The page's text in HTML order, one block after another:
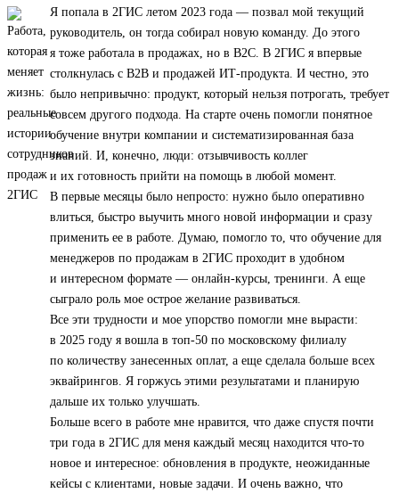
Я попала в 2ГИС летом 2023 года — позвал мой текущий
руководитель, он тогда собирал новую команду. До этого
я тоже работала в продажах, но в B2C. В 2ГИС я впервые
столкнулась с B2B и продажей ИТ‑продукта. И честно, это
было непривычно: продукт, который нельзя потрогать, требует
совсем другого подхода. На старте очень помогли понятное
обучение внутри компании и систематизированная база
знаний. И, конечно, люди: отзывчивость коллег
и их готовность прийти на помощь в любой момент.
В первые месяцы было непросто: нужно было оперативно
влиться, быстро выучить много новой информации и сразу
применить ее в работе. Думаю, помогло то, что обучение для
менеджеров по продажам в 2ГИС проходит в удобном
и интересном формате — онлайн-курсы, тренинги. А еще
сыграло роль мое острое желание развиваться.
Все эти трудности и мое упорство помогли мне вырасти:
в 2025 году я вошла в топ‑50 по московскому филиалу
по количеству занесенных оплат, а еще сделала больше всех
эквайрингов. Я горжусь этими результатами и планирую
дальше их только улучшать.
Больше всего в работе мне нравится, что даже спустя почти
три года в 2ГИС для меня каждый месяц находится что-то
новое и интересное: обновления в продукте, неожиданные
кейсы с клиентами, новые задачи. И очень важно, что